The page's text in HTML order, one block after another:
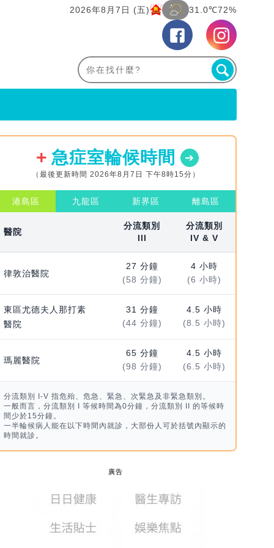
2026年8月7日 (五) 31.0℃72%
急症室輪候時間
（最後更新時間 2026年8月7日 下午8時15分）
港島區 九龍區 新界區 離島區
醫院
分流類別
III
分流類別
IV & V
律敦治醫院
27 分鐘
(58 分鐘)
4 小時
(6 小時)
東區尤德夫人那打素
醫院
31 分鐘
(44 分鐘)
4.5 小時
(8.5 小時)
瑪麗醫院
65 分鐘
(98 分鐘)
4.5 小時
(6.5 小時)
分流類別 I-V 指危殆、危急、緊急、次緊急及非緊急類別。
一般而言，分流類別 I 等候時間為0分鐘，分流類別 II 的等候時
間少於15分鐘。
一半輪候病人能在以下時間內就診，大部份人可於括號內顯示的
時間就診。
廣告